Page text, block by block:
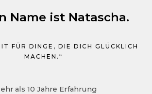
Name ist Natascha.
FÜR DINGE, DIE DICH GLÜCKLICH
MACHEN.“
als 10 Jahre Erfahrung